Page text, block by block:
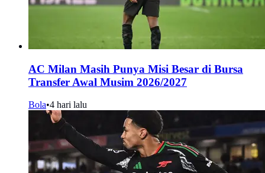
AC Milan Masih Punya Misi Besar di Bursa
Transfer Awal Musim 2026/2027
Bola•4 hari lalu